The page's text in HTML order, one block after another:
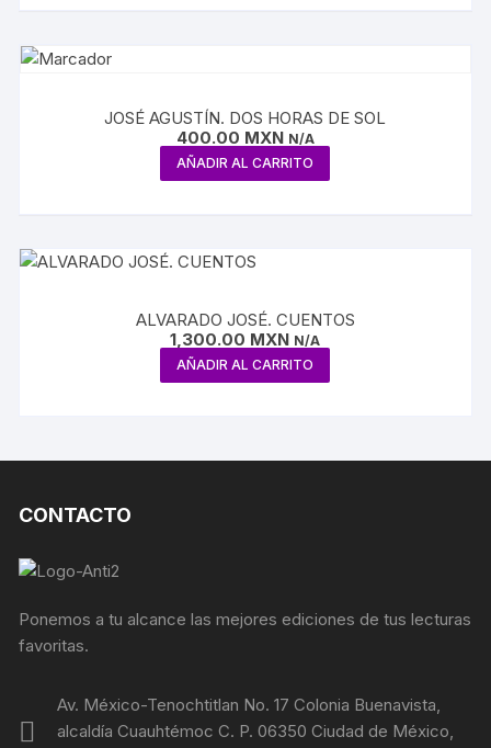
JOSÉ AGUSTÍN. DOS HORAS DE SOL
400.00 MXN N/A
AÑADIR AL CARRITO
ALVARADO JOSÉ. CUENTOS
1,300.00 MXN N/A
AÑADIR AL CARRITO
CONTACTO
Ponemos a tu alcance las mejores ediciones de tus lecturas
favoritas.
Av. México-Tenochtitlan No. 17 Colonia Buenavista,
alcaldía Cuauhtémoc C. P. 06350 Ciudad de México,